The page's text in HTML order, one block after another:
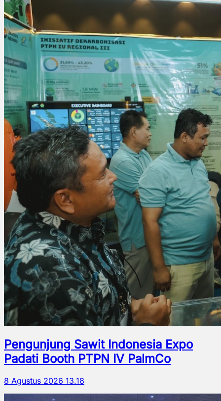
Pengunjung Sawit Indonesia Expo
Padati Booth PTPN IV PalmCo
8 Agustus 2026 13.18